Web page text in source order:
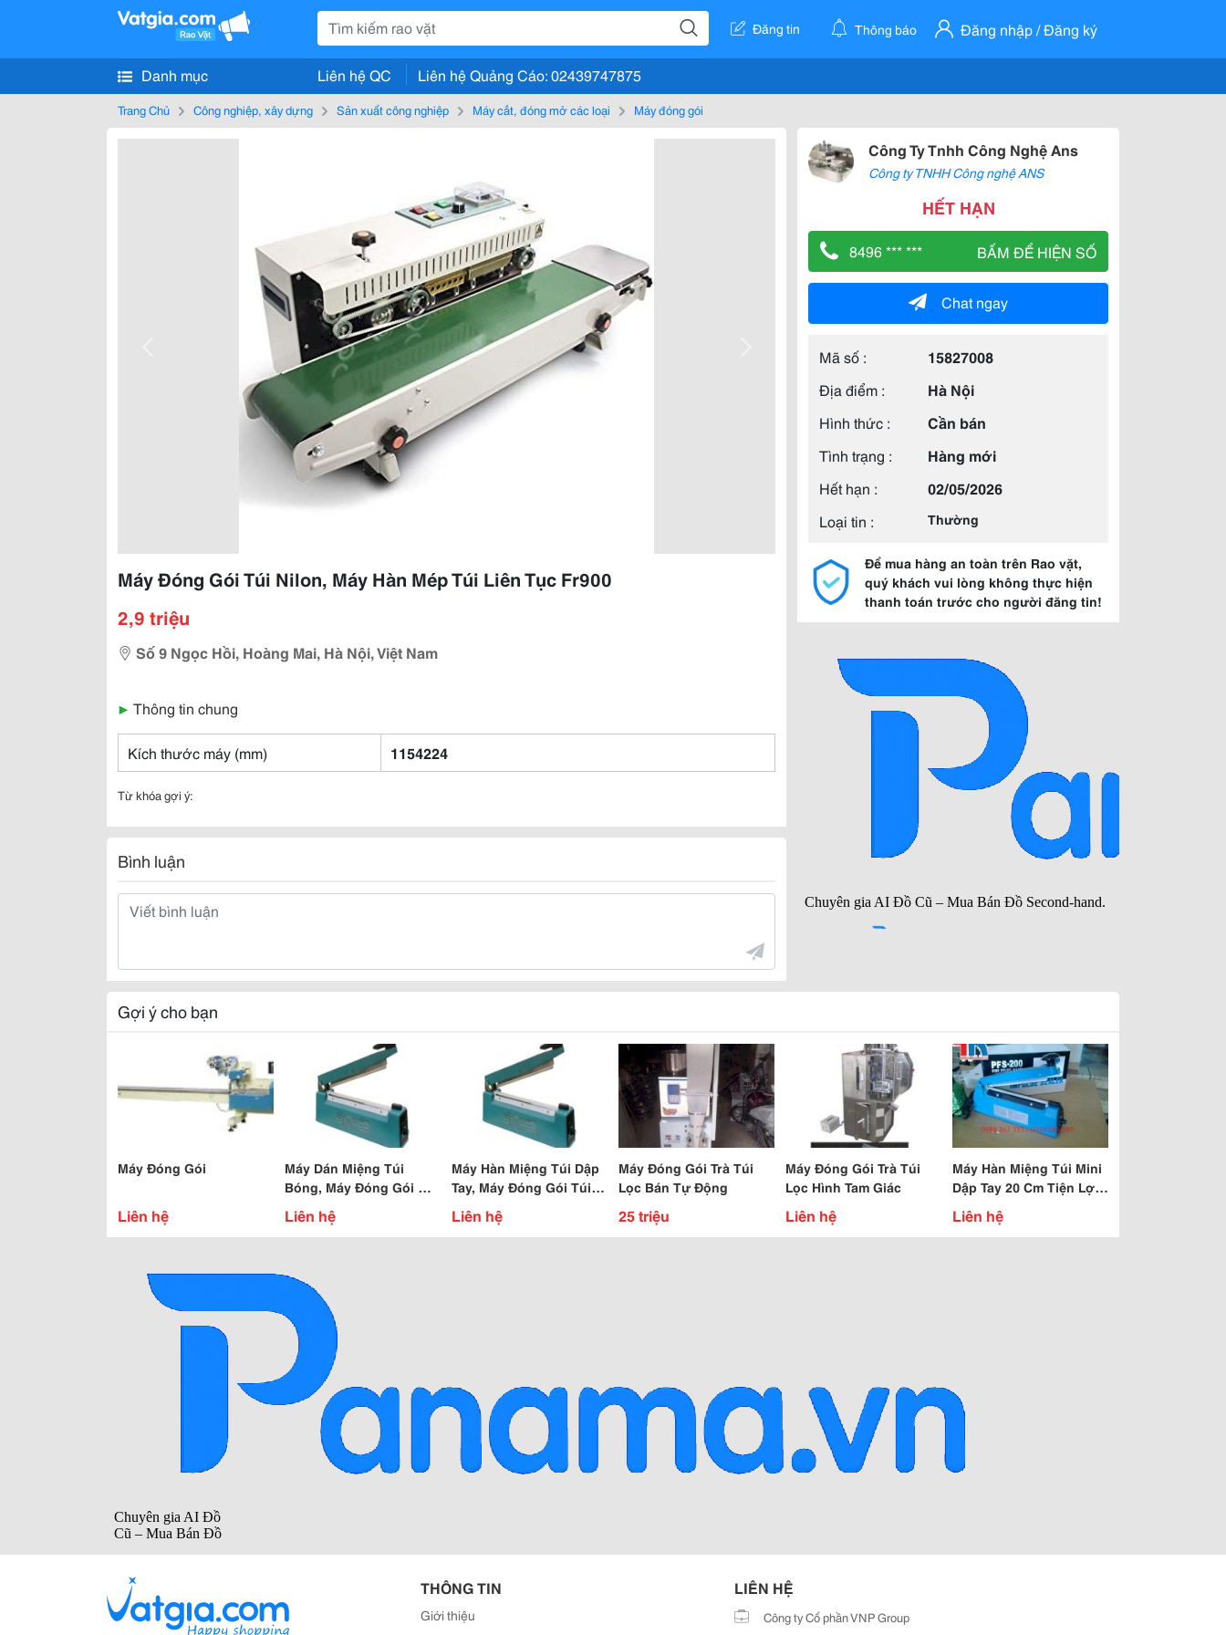
Đăng tin Thông báo Đăng nhập / Đăng ký
Danh mục Liên hệ QC Liên hệ Quảng Cáo: 02439747875
Trang Chủ Công nghiệp, xây dựng Sản xuất công nghiệp Máy cắt, đóng mở các loại Máy đóng gói
Máy Đóng Gói Túi Nilon, Máy Hàn Mép Túi Liên Tục Fr900
2,9 triệu
Số 9 Ngọc Hồi, Hoàng Mai, Hà Nội, Việt Nam
▶ Thông tin chung
Kích thước máy (mm) 1154224
Từ khóa gợi ý:
Bình luận
Công Ty Tnhh Công Nghệ Ans
Công ty TNHH Công nghệ ANS
HẾT HẠN
8496 *** *** BẤM ĐỂ HIỆN SỐ
Chat ngay
Mã số :
15827008
Địa điểm :
Hà Nội
Hình thức :
Cần bán
Tình trạng :
Hàng mới
Hết hạn :
02/05/2026
Loại tin :
Thường
Để mua hàng an toàn trên Rao vặt,
quý khách vui lòng không thực hiện
thanh toán trước cho người đăng tin!
Gợi ý cho bạn
Máy Đóng Gói
Liên hệ
Máy Dán Miệng Túi
Bóng, Máy Đóng Gói Giá
Rẻ
Liên hệ
Máy Hàn Miệng Túi Dập
Tay, Máy Đóng Gói Túi Ni
Lông Giá Rẻ
Liên hệ
Máy Đóng Gói Trà Túi
Lọc Bán Tự Động
25 triệu
Máy Đóng Gói Trà Túi
Lọc Hình Tam Giác
Liên hệ
Máy Hàn Miệng Túi Mini
Dập Tay 20 Cm Tiện Lợi,
Máy Đóng Gói Giá Rẻ
Liên hệ
THÔNG TIN
Giới thiệu
LIÊN HỆ
Công ty Cổ phần VNP Group